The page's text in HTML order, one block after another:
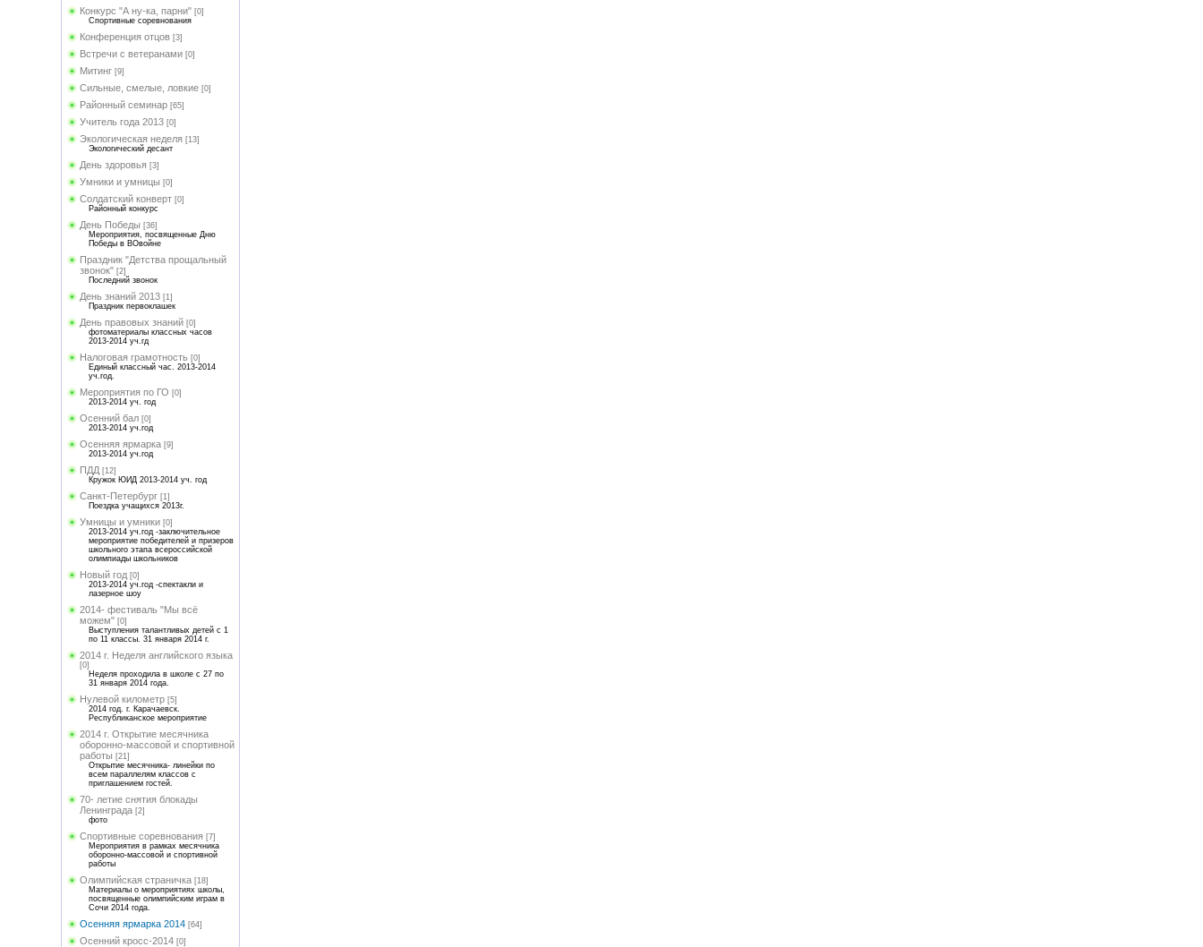
Конкурс "А ну-ка, парни" [0]
Спортивные соревнования
Конференция отцов [3]
Встречи с ветеранами [0]
Митинг [9]
Сильные, смелые, ловкие [0]
Районный семинар [65]
Учитель года 2013 [0]
Экологическая неделя [13]
Экологический десант
День здоровья [3]
Умники и умницы [0]
Солдатский конверт [0]
Районный конкурс
День Победы [36]
Мероприятия, посвященные Дню
Победы в ВОвойне
Праздник "Детства прощальный
звонок" [2]
Последний звонок
День знаний 2013 [1]
Праздник первоклашек
День правовых знаний [0]
фотоматериалы классных часов
2013-2014 уч.гд
Налоговая грамотность [0]
Единый классный час. 2013-2014
уч.год.
Мероприятия по ГО [0]
2013-2014 уч. год
Осенний бал [0]
2013-2014 уч.год
Осенняя ярмарка [9]
2013-2014 уч.год
ПДД [12]
Кружок ЮИД 2013-2014 уч. год
Санкт-Петербург [1]
Поездка учащихся 2013г.
Умницы и умники [0]
2013-2014 уч.год -заключительное
мероприятие победителей и призеров
школьного этапа всероссийской
олимпиады школьников
Новый год [0]
2013-2014 уч.год -спектакли и
лазерное шоу
2014- фестиваль "Мы всё
можем" [0]
Выступления талантливых детей с 1
по 11 классы. 31 января 2014 г.
2014 г. Неделя английского языка
[0]
Неделя проходила в школе с 27 по
31 января 2014 года.
Нулевой километр [5]
2014 год. г. Карачаевск.
Республиканское мероприятие
2014 г. Открытие месячника
оборонно-массовой и спортивной
работы [21]
Открытие месячника- линейки по
всем параллелям классов с
приглашением гостей.
70- летие снятия блокады
Ленинграда [2]
фото
Спортивные соревнования [7]
Мероприятия в рамках месячника
оборонно-массовой и спортивной
работы
Олимпийская страничка [18]
Материалы о мероприятиях школы,
посвященные олимпийским играм в
Сочи 2014 года.
Осенняя ярмарка 2014 [64]
Осенний кросс-2014 [0]